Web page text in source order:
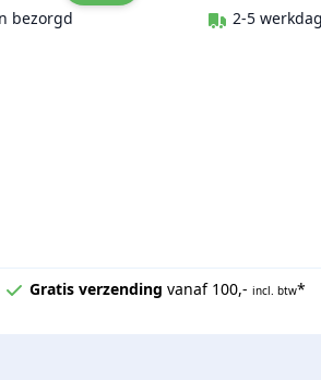
bezorgd
2-5
Gratis verzending vanaf 100,- incl. btw*